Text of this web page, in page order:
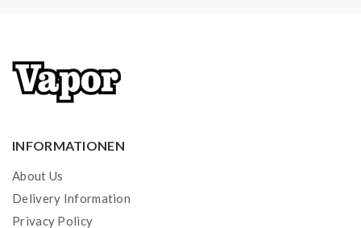
INFORMATIONEN
About Us
Delivery Information
Privacy Policy